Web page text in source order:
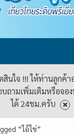
นใจ !!! ให้ท่านลูกค้า
ถามเพิ่มเติมหรือจอ
ได้ 24ชม.ครับ
“ไอ้ไข่”